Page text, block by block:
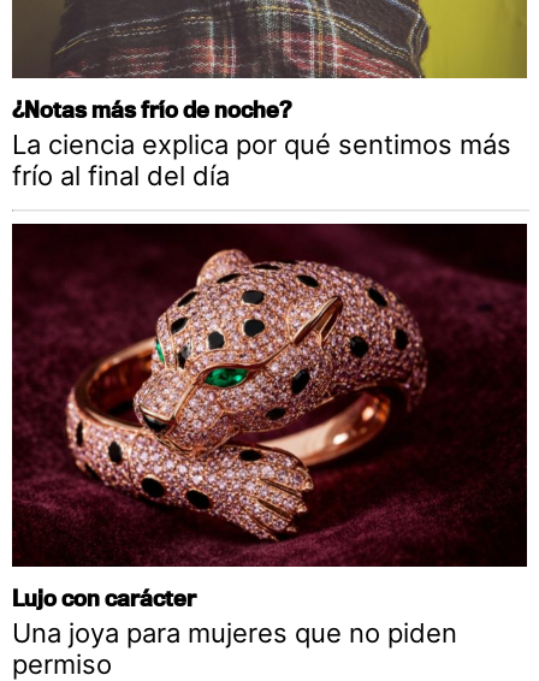
¿Notas más frío de noche?
La ciencia explica por qué sentimos más
frío al final del día
Lujo con carácter
Una joya para mujeres que no piden
permiso